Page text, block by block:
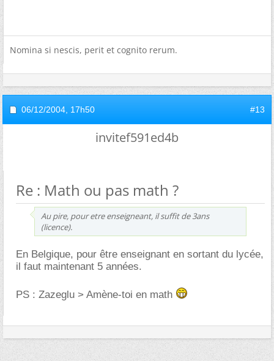
Nomina si nescis, perit et cognito rerum.
06/12/2004, 17h50 #13
invitef591ed4b
Re : Math ou pas math ?
Au pire, pour etre enseigneant, il suffit de 3ans
(licence).
En Belgique, pour être enseignant en sortant du lycée,
il faut maintenant 5 années.
PS : Zazeglu > Amène-toi en math